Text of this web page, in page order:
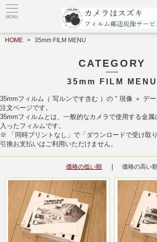
HOME 35mm FILM MENU
CATEGORY
35mm FILM MENU
35mmフィルム（ 写ルンです含む ）の " 現像 ＋ デ
注文ページです。
35mmフィルムとは、一般的なカメラで使用する金
入ったフィルムです。
※ 「同時プリントなし」で「ダウンロードで受け取
引換お支払いはご利用いただけません。
価格の低い順 価格の高い